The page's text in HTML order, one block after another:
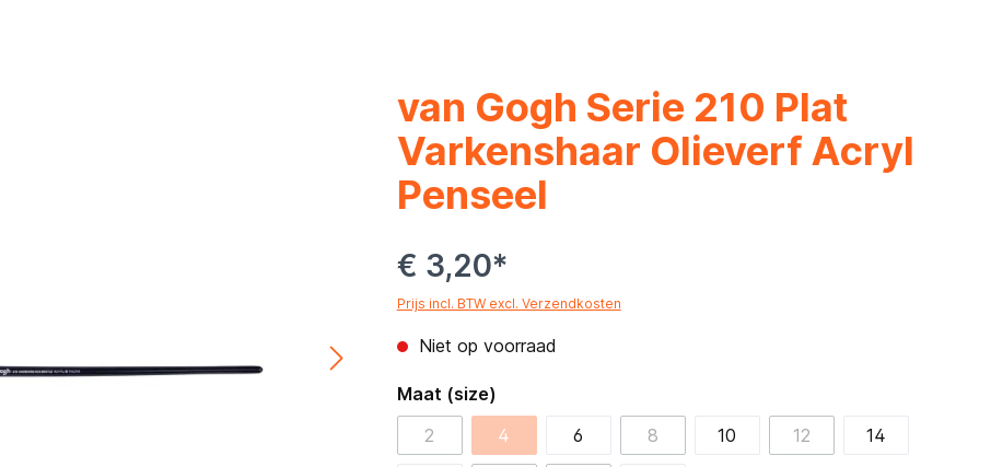
van Gogh Serie 210 Plat
Varkenshaar Olieverf Acryl
Penseel
€ 3,20*
Prijs incl. BTW excl. Verzendkosten
Niet op voorraad
Maat (size)
2
4 6 8 10 12 14